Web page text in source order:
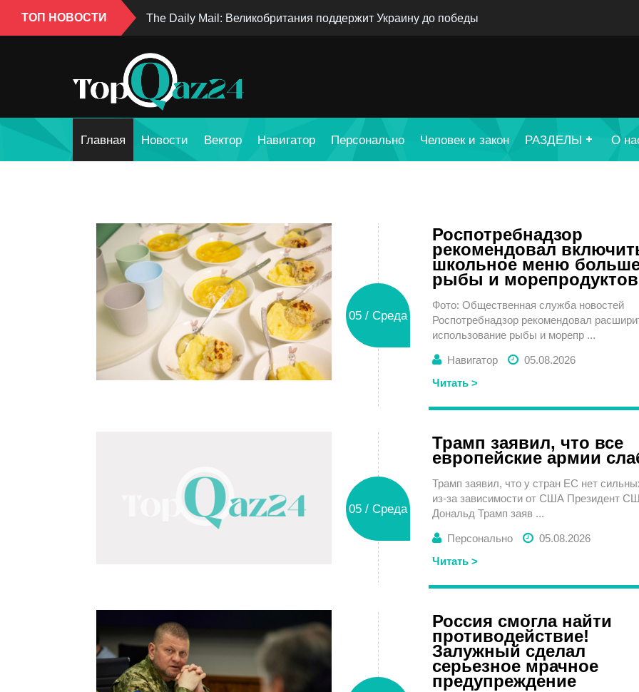
ТОП НОВОСТИ The Daily Mail: Великобритания поддержит Украину до победы
Главная Новости Вектор Навигатор Персонально Человек и закон РАЗДЕЛЫ О
05 / Среда
Роспотребнадзор
рекомендовал
школьное меню
рыбы и морепродуктов
Фото: Общественная служба новостей
Роспотребнадзор рекомендовал
использование рыбы и морепр ...
Навигатор
05.08.2026
Читать >
05 / Среда
Трамп заявил, что все
европейские армии
Трамп заявил, что у стран ЕС нет
из-за зависимости от США Президент
Дональд Трамп заяв ...
Персонально
05.08.2026
Читать >
Россия смогла найти
противодействие!
Залужный сделал
серьезное мрачное
предупреждение